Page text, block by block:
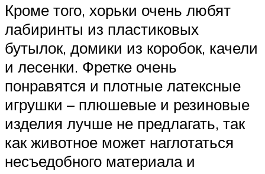
Кроме того, хорьки очень любят
лабиринты из пластиковых
бутылок, домики из коробок, качели
и лесенки. Фретке очень
понравятся и плотные латексные
игрушки – плюшевые и резиновые
изделия лучше не предлагать, так
как животное может наглотаться
несъедобного материала и